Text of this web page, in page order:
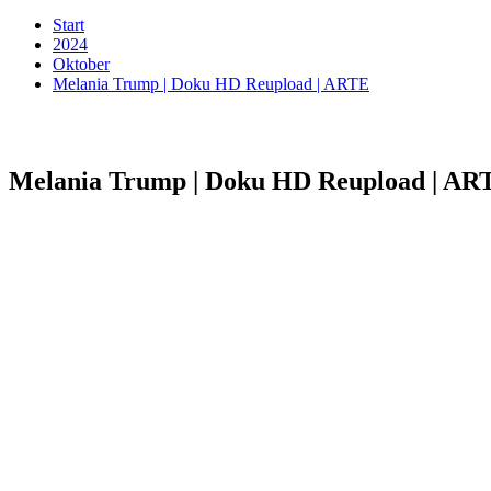
Start
2024
Oktober
Melania Trump | Doku HD Reupload | ARTE
Melania Trump | Doku HD Reupload |